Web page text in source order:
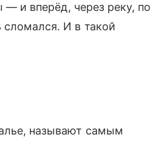
— и вперёд, через реку, по
И в такой
называют самым